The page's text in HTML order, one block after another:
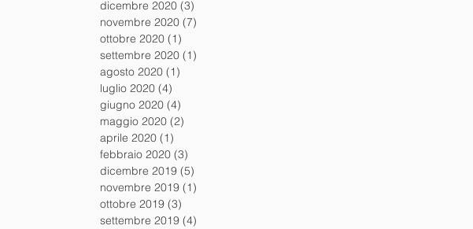
dicembre 2020 (3)
novembre 2020 (7)
ottobre 2020 (1)
settembre 2020 (1)
agosto 2020 (1)
luglio 2020 (4)
giugno 2020 (4)
maggio 2020 (2)
aprile 2020 (1)
febbraio 2020 (3)
dicembre 2019 (5)
novembre 2019 (1)
ottobre 2019 (3)
settembre 2019 (4)